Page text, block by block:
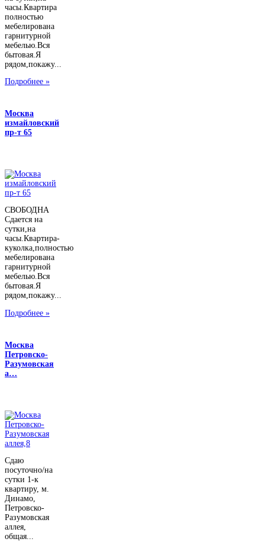
часы.Квартира
полностью
мебелирована
гарнитурной
мебелью.Вся
бытовая.Я
рядом,покажу...
Подробнее »
Москва
измайловский
пр-т 65
СВОБОДНА
Сдается на
сутки,на
часы.Квартира-
куколка,полностью
мебелирована
гарнитурной
мебелью.Вся
бытовая.Я
рядом,покажу...
Подробнее »
Москва
Петровско-
Разумовская
а…
Сдаю
посуточно/на
сутки 1-к
квартиру, м.
Динамо,
Петровско-
Разумовская
аллея,
общая...